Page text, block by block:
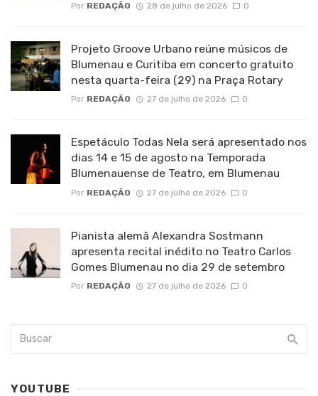
Por REDAÇÃO 28 de julho de 2026 0
Projeto Groove Urbano reúne músicos de
Blumenau e Curitiba em concerto gratuito
nesta quarta-feira (29) na Praça Rotary
Por REDAÇÃO 27 de julho de 2026 0
Espetáculo Todas Nela será apresentado nos
dias 14 e 15 de agosto na Temporada
Blumenauense de Teatro, em Blumenau
Por REDAÇÃO 27 de julho de 2026 0
Pianista alemã Alexandra Sostmann
apresenta recital inédito no Teatro Carlos
Gomes Blumenau no dia 29 de setembro
Por REDAÇÃO 27 de julho de 2026 0
YOUTUBE